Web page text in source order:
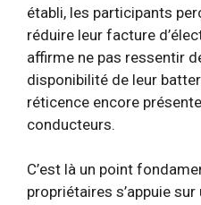
établi, les participants
réduire leur facture
affirme ne pas ressentir
disponibilité de leur
réticence encore
conducteurs.
C’est là un point
propriétaires s’appuie